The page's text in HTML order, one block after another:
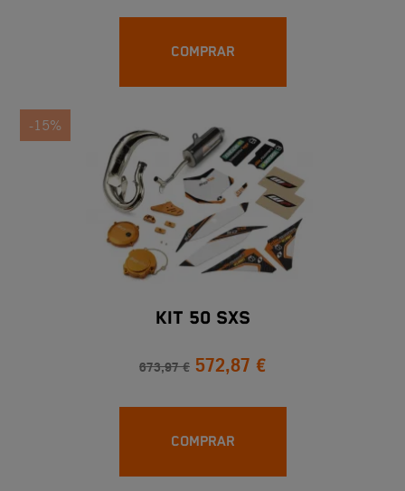
COMPRAR
-15%
KIT 50 SXS
673,97 € 572,87 €
COMPRAR